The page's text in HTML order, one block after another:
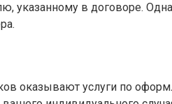
указанному в договоре.
оказывают услуги по